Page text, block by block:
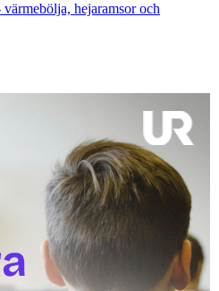
hejaramsor och